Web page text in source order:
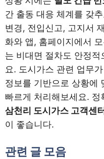
간 출동 대응 체계를 갖
변경, 전입신고, 고지서
화와 앱, 홈페이지에서
는 비대면 절차도 안정
요. 도시가스 관련 업무
정보를 기반으로 상황에
빠르게 처리해보세요.
삼천리 도시가스 고객센
이 좋습니다.
관련 글 모음